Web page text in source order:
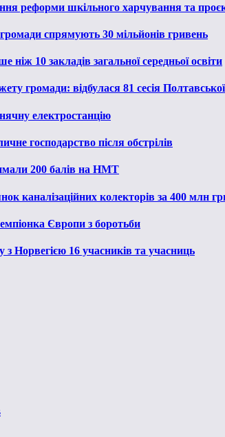
реформи шкільного харчування та
спрямують 30 мільйонів гривень
10 закладів загальної середньої освіти
громади: відбулася 81 сесія
електростанцію
господарство після обстрілів
200 балів на НМТ
каналізаційних колекторів за 400 млн
Європи з боротьби
з Норвегією 16 учасників та учасниць